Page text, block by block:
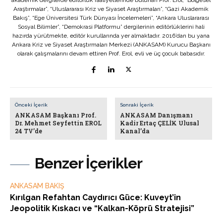
Benzer İçerikler
ANKASAM BAKIŞ
Kırılgan Refahtan Caydırıcı Güce: Kuveyt’in
Jeopolitik Kıskacı ve “Kalkan-Köprü Stratejisi”
Araştırmalar”, “Uluslararası Kriz ve Siyaset Araştırmaları”, “Gazi Akademik
Bakış”, “Ege Üniversitesi Türk Dünyası İncelemeleri”, “Ankara Uluslararası
Sosyal Bilimler”, “Demokrasi Platformu” dergilerinin editörlüklerini hali
hazırda yürütmekte, editör kurullarında yer almaktadır. 2016’dan bu yana
Ankara Kriz ve Siyaset Araştırmaları Merkezi (ANKASAM) Kurucu Başkanı
olarak çalışmalarını devam ettiren Prof. Erol, evli ve üç çocuk babasıdır.
Önceki İçerik
ANKASAM Başkanı Prof.
Dr. Mehmet Seyfettin EROL
24 TV’de
Sonraki İçerik
ANKASAM Danışmanı
Kadir Ertaç ÇELİK Ulusal
Kanal’da